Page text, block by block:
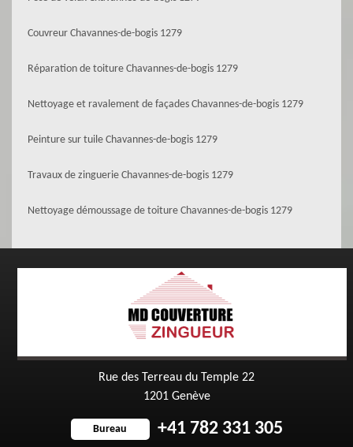
Couvreur Chavannes-de-bogis 1279
Réparation de toiture Chavannes-de-bogis 1279
Nettoyage et ravalement de façades Chavannes-de-bogis 1279
Peinture sur tuile Chavannes-de-bogis 1279
Travaux de zinguerie Chavannes-de-bogis 1279
Nettoyage démoussage de toiture Chavannes-de-bogis 1279
Rue des Terreau du Temple 22
1201 Genève
Bureau +41 782 331 305